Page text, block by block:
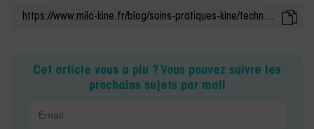
Cet article vous a plu ? Vous pouvez suivre les
prochains sujets par mail